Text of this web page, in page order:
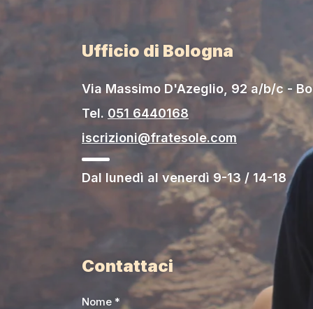
Ufficio di Bologna
Via Massimo D'Azeglio, 92 a/b/c -
Tel. 051 6440168
iscrizioni@fratesole.com
Dal lunedì al venerdì 9-13 / 14-18
Contattaci
Nome *